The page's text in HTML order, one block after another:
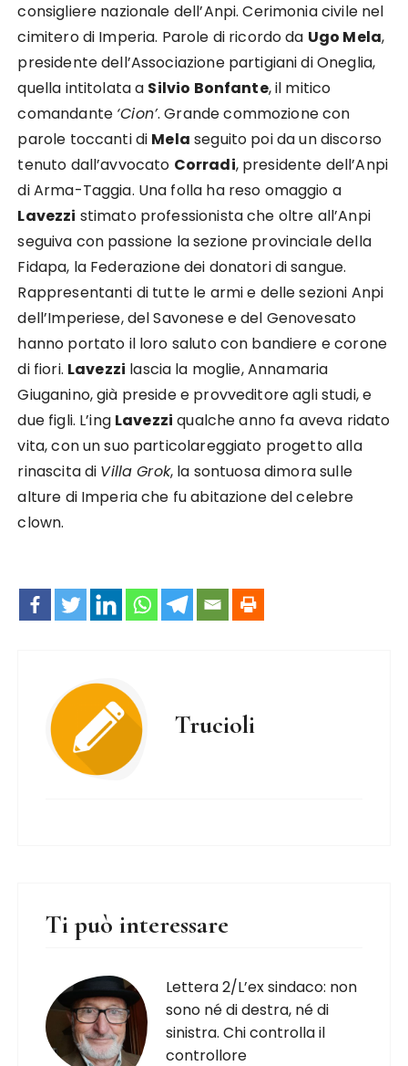
consigliere nazionale dell’Anpi. Cerimonia civile nel
cimitero di Imperia. Parole di ricordo da Ugo Mela,
presidente dell’Associazione partigiani di Oneglia,
quella intitolata a Silvio Bonfante, il mitico
comandante ‘Cion’. Grande commozione con
parole toccanti di Mela seguito poi da un discorso
tenuto dall’avvocato Corradi, presidente dell’Anpi
di Arma-Taggia. Una folla ha reso omaggio a
Lavezzi stimato professionista che oltre all’Anpi
seguiva con passione la sezione provinciale della
Fidapa, la Federazione dei donatori di sangue.
Rappresentanti di tutte le armi e delle sezioni Anpi
dell’Imperiese, del Savonese e del Genovesato
hanno portato il loro saluto con bandiere e corone
di fiori. Lavezzi lascia la moglie, Annamaria
Giuganino, già preside e provveditore agli studi, e
due figli. L’ing Lavezzi qualche anno fa aveva ridato
vita, con un suo particolareggiato progetto alla
rinascita di Villa Grok, la sontuosa dimora sulle
alture di Imperia che fu abitazione del celebre
clown.
Trucioli
Ti può interessare
Lettera 2/L’ex sindaco: non
sono né di destra, né di
sinistra. Chi controlla il
controllore